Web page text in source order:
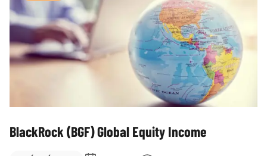
BlackRock (BGF) Global Equity Income